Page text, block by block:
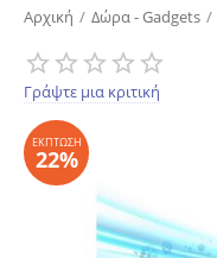
Αρχική / Δώρα - Gadgets /
Γράψτε μια κριτική
22%